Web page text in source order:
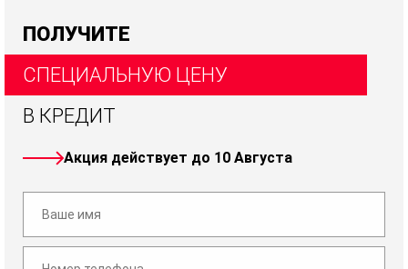
ПОЛУЧИТЕ
СПЕЦИАЛЬНУЮ ЦЕНУ
В КРЕДИТ
Акция действует до 10 Августа